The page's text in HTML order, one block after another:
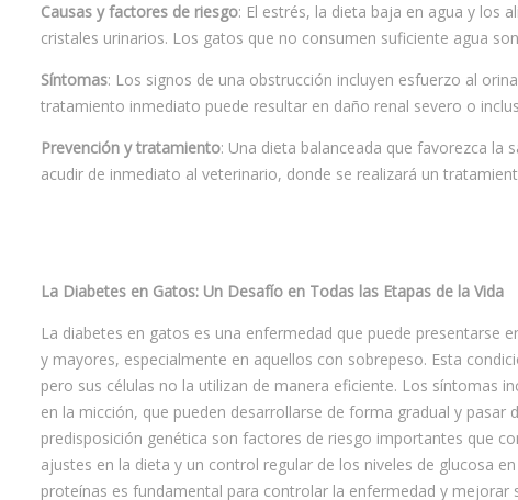
Causas y factores de riesgo: El estrés, la dieta baja en agua y los
cristales urinarios. Los gatos que no consumen suficiente agua
Síntomas: Los signos de una obstrucción incluyen esfuerzo al
tratamiento inmediato puede resultar en daño renal severo o
Prevención y tratamiento: Una dieta balanceada que favorezca la
acudir de inmediato al veterinario, donde se realizará un
La Diabetes en Gatos: Un Desafío en Todas las Etapas de la Vida
La diabetes en gatos es una enfermedad que puede presentarse
y mayores, especialmente en aquellos con sobrepeso. Esta
pero sus células no la utilizan de manera eficiente. Los síntomas
en la micción, que pueden desarrollarse de forma gradual y
predisposición genética son factores de riesgo importantes que
ajustes en la dieta y un control regular de los niveles de glucosa
proteínas es fundamental para controlar la enfermedad y mejorar